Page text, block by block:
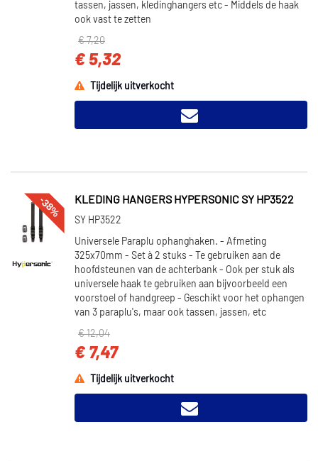
tassen, jassen, kledinghangers etc - Middels de haak
ook vast te zetten
€ 7,20
€ 5,32
Tijdelijk uitverkocht
-38% KLEDING HANGERS HYPERSONIC SY HP3522
SY HP3522
Universele Paraplu ophanghaken. - Afmeting
325x70mm - Set à 2 stuks - Te gebruiken aan de
hoofdsteunen van de achterbank - Ook per stuk als
universele haak te gebruiken aan bijvoorbeeld een
voorstoel of handgreep - Geschikt voor het ophangen
van 3 paraplu's, maar ook tassen, jassen, etc
€ 12,04
€ 7,47
Tijdelijk uitverkocht